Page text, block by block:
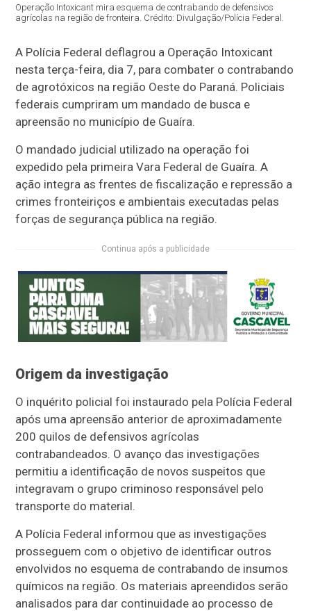
Operação Intoxicant mira esquema de contrabando de defensivos
agrícolas na região de fronteira. Crédito: Divulgação/Polícia Federal.
A Polícia Federal deflagrou a Operação Intoxicant
nesta terça-feira, dia 7, para combater o contrabando
de agrotóxicos na região Oeste do Paraná. Policiais
federais cumpriram um mandado de busca e
apreensão no município de Guaíra.
O mandado judicial utilizado na operação foi
expedido pela primeira Vara Federal de Guaíra. A
ação integra as frentes de fiscalização e repressão a
crimes fronteiriços e ambientais executadas pelas
forças de segurança pública na região.
Continua após a publicidade
Origem da investigação
O inquérito policial foi instaurado pela Polícia Federal
após uma apreensão anterior de aproximadamente
200 quilos de defensivos agrícolas
contrabandeados. O avanço das investigações
permitiu a identificação de novos suspeitos que
integravam o grupo criminoso responsável pelo
transporte do material.
A Polícia Federal informou que as investigações
prosseguem com o objetivo de identificar outros
envolvidos no esquema de contrabando de insumos
químicos na região. Os materiais apreendidos serão
analisados para dar continuidade ao processo de